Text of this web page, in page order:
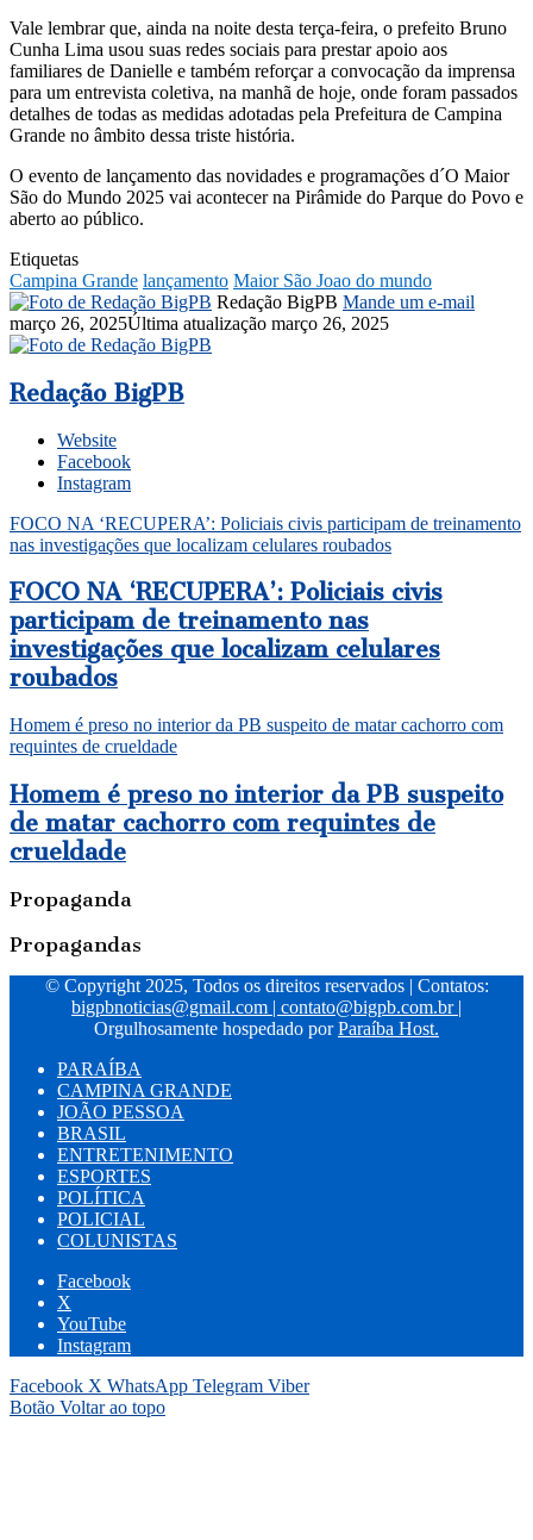
Vale lembrar que, ainda na noite desta terça-feira, o prefeito Bruno
Cunha Lima usou suas redes sociais para prestar apoio aos
familiares de Danielle e também reforçar a convocação da imprensa
para um entrevista coletiva, na manhã de hoje, onde foram passados
detalhes de todas as medidas adotadas pela Prefeitura de Campina
Grande no âmbito dessa triste história.
O evento de lançamento das novidades e programações d´O Maior
São do Mundo 2025 vai acontecer na Pirâmide do Parque do Povo e
aberto ao público.
Etiquetas
Campina Grande lançamento Maior São Joao do mundo
Redação BigPB Mande um e-mail
março 26, 2025Última atualização março 26, 2025
Redação BigPB
Website
Facebook
Instagram
FOCO NA ‘RECUPERA’: Policiais civis participam de treinamento
nas investigações que localizam celulares roubados
FOCO NA ‘RECUPERA’: Policiais civis
participam de treinamento nas
investigações que localizam celulares
roubados
Homem é preso no interior da PB suspeito de matar cachorro com
requintes de crueldade
Homem é preso no interior da PB suspeito
de matar cachorro com requintes de
crueldade
Propaganda
Propagandas
© Copyright 2025, Todos os direitos reservados | Contatos:
bigpbnoticias@gmail.com
contato@bigpb.com.br
Orgulhosamente hospedado porParaíba Host.
PARAÍBA
CAMPINA GRANDE
JOÃO PESSOA
BRASIL
ENTRETENIMENTO
ESPORTES
POLÍTICA
POLICIAL
COLUNISTAS
Facebook
X
YouTube
Instagram
Facebook X WhatsApp Telegram Viber
Botão Voltar ao topo